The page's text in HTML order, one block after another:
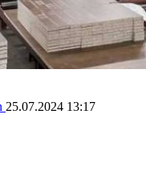
25.07.2024 13:17